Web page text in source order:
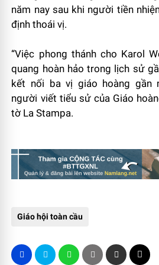
năm nay sau khi người tiền
định thoái vị.
“Việc phong thánh cho Karol
quang hoàn hảo trong lịch sử
kết nối ba vị giáo hoàng gần
người viết tiểu sử của Giáo
tờ La Stampa.
Giáo hội toàn cầu